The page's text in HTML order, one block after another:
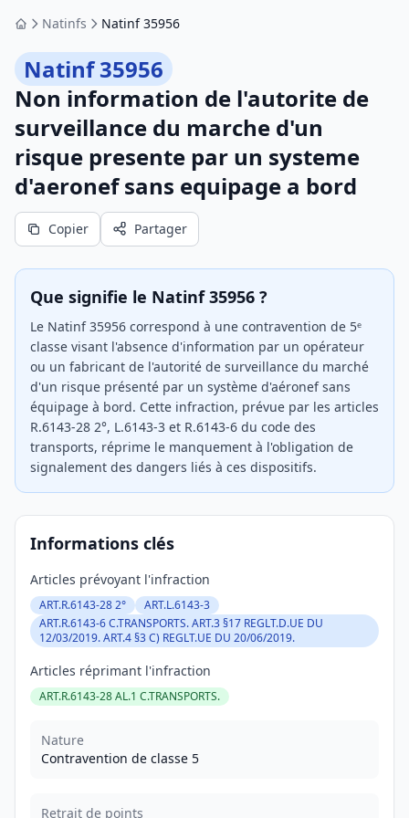
AccueilNatinfs Natinf 35956
Natinf 35956
Non information de l'autorite de
surveillance du marche d'un
risque presente par un systeme
d'aeronef sans equipage a bord
Copier Partager
Que signifie le Natinf 35956 ?
Le Natinf 35956 correspond à une contravention de 5ᵉ
classe visant l'absence d'information par un opérateur
ou un fabricant de l'autorité de surveillance du marché
d'un risque présenté par un système d'aéronef sans
équipage à bord. Cette infraction, prévue par les articles
R.6143-28 2°, L.6143-3 et R.6143-6 du code des
transports, réprime le manquement à l'obligation de
signalement des dangers liés à ces dispositifs.
Informations clés
Articles prévoyant l'infraction
ART.R.6143-28 2°
ART.L.6143-3
ART.R.6143-6 C.TRANSPORTS. ART.3 §17 REGLT.D.UE DU
12/03/2019. ART.4 §3 C) REGLT.UE DU 20/06/2019.
Articles réprimant l'infraction
ART.R.6143-28 AL.1 C.TRANSPORTS.
Nature
Contravention de classe 5
Retrait de points